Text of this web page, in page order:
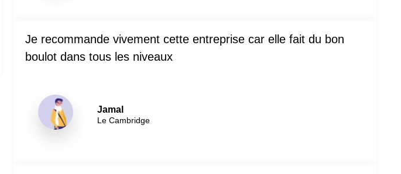
Je recommande vivement cette entreprise car elle fait du bon
boulot dans tous les niveaux
Jamal
Le Cambridge